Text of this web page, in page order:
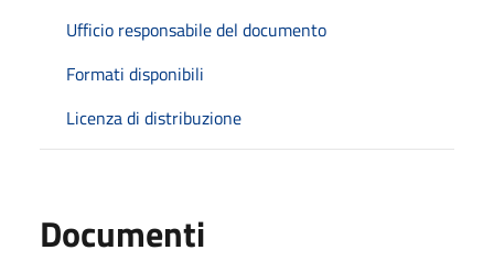
Ufficio responsabile del documento
Formati disponibili
Licenza di distribuzione
Documenti